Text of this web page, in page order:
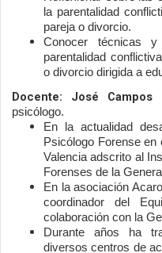
la parentalidad
pareja o divorcio.
Conocer técnicas
parentalidad
o divorcio dirigida a
Docente: José Campos
psicólogo.
En la actualidad
Psicólogo Forense
Valencia adscrito al
Forenses de la
En la asociación
coordinador del
colaboración con la
Durante años ha
diversos centros de